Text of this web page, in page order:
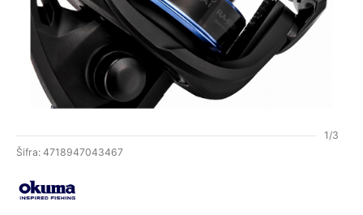
1/3
Šifra: 4718947043467